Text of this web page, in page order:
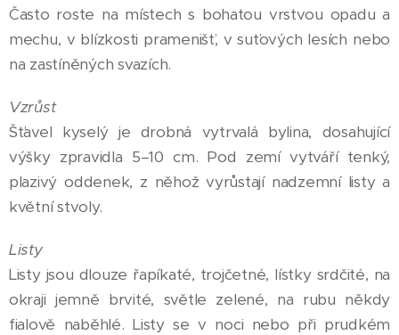
Často roste na místech s bohatou vrstvou opadu a
mechu, v blízkosti pramenišť, v suťových lesích nebo
na zastíněných svazích.
Vzrůst
Šťavel kyselý je drobná vytrvalá bylina, dosahující
výšky zpravidla 5–10 cm. Pod zemí vytváří tenký,
plazivý oddenek, z něhož vyrůstají nadzemní listy a
květní stvoly.
Listy
Listy jsou dlouze řapíkaté, trojčetné, lístky srdčité, na
okraji jemně brvité, světle zelené, na rubu někdy
fialově naběhlé. Listy se v noci nebo při prudkém